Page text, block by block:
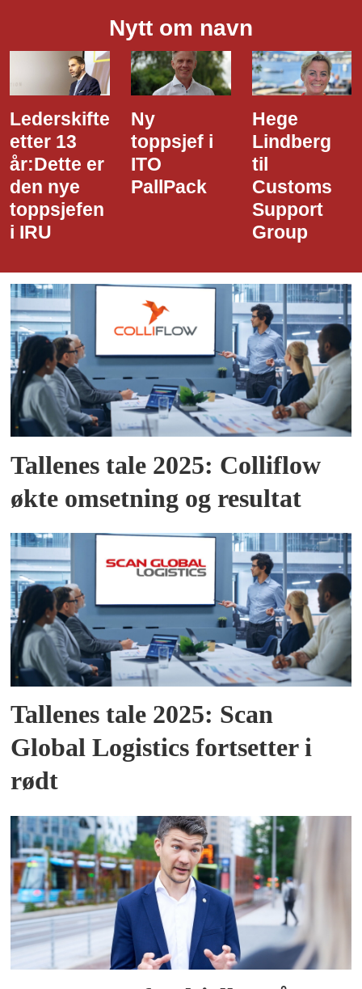
Nytt om navn
Ny
toppsjef i
ITO
PallPack
Hege
Lindberg
til
Customs
Dette er
den nye
i Narvik
Havn
Tallenes tale 2025: Colliflow
økte omsetning og resultat
Tallenes tale 2025: Scan
Global Logistics fortsetter i
rødt